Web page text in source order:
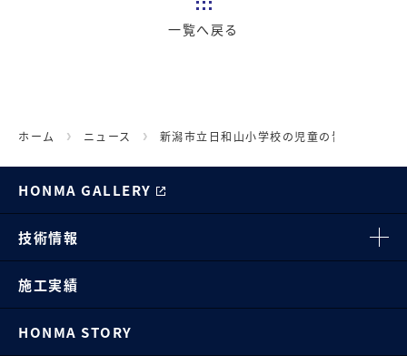
一覧へ戻る
ホーム ニュース 新潟市立日和山小学校の児童の皆さんに出
HONMA GALLERY
技術情報
施工実績
HONMA STORY